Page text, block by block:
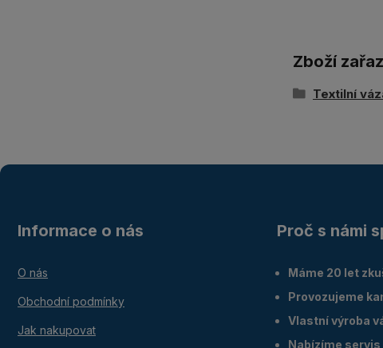
Zboží
Textilní
Informace o nás
O nás
Obchodní podmínky
Jak nakupovat
Proč s námi
Máme 20 let
Provozujeme
Vlastní výroba
Nabízíme